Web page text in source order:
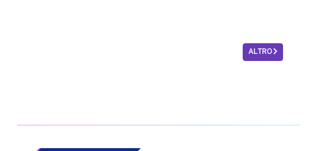
ALTRO